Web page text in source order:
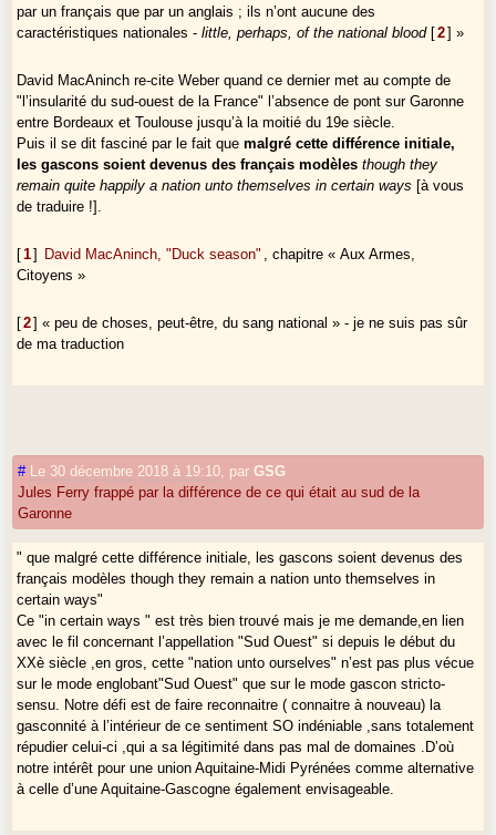
par un français que par un anglais ; ils n’ont aucune des
caractéristiques nationales -little, perhaps, of the national blood[2] »
David MacAninch re-cite Weber quand ce dernier met au compte de
"l’insularité du sud-ouest de la France" l’absence de pont sur Garonne
entre Bordeaux et Toulouse jusqu’à la moitié du 19e siècle.
Puis il se dit fasciné par le fait quemalgré cette différence initiale,
les gascons soient devenus des français modèles though they
remain quite happily a nation unto themselves in certain ways [à vous
de traduire !].
[1] David MacAninch, "Duck season"
, chapitre « Aux Armes,
Citoyens »
[2]« peu de choses, peut-être, du sang national » - je ne suis pas sûr
de ma traduction
# Le 30 décembre 2018 à 19:10 parGSG
Jules Ferry frappé par la différence de ce qui était au sud de la
Garonne
" que malgré cette différence initiale, les gascons soient devenus des
français modèles though they remain a nation unto themselves in
certain ways"
Ce "in certain ways " est très bien trouvé mais je me demande,en lien
avec le fil concernant l’appellation "Sud Ouest" si depuis le début du
XXè siècle ,en gros, cette "nation unto ourselves" n’est pas plus vécue
sur le mode englobant"Sud Ouest" que sur le mode gascon stricto-
sensu. Notre défi est de faire reconnaitre ( connaitre à nouveau) la
gasconnité à l’intérieur de ce sentiment SO indéniable ,sans totalement
répudier celui-ci ,qui a sa légitimité dans pas mal de domaines .D’où
notre intérêt pour une union Aquitaine-Midi Pyrénées comme alternative
à celle d’une Aquitaine-Gascogne également envisageable.